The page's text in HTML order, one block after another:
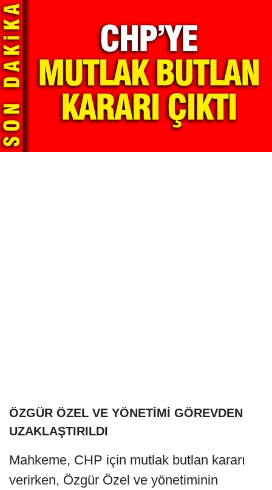
ÖZGÜR ÖZEL VE YÖNETİMİ GÖREVDEN
UZAKLAŞTIRILDI
Mahkeme, CHP için mutlak butlan kararı
verirken, Özgür Özel ve yönetiminin